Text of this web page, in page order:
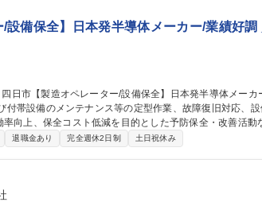
設備保全】日本発半導体メーカー/業績好調
向上、保全コスト低減を目的とした予防保全・改善活動
います。 募集職種 四日市【製造オペレーター/設備保
◎_G2602
退職金あり 完全週休2日制 土日祝休み